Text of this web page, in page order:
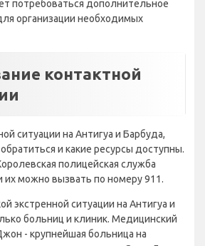
потребоваться дополнительное
организации необходимых
контактной
ситуации на Антигуа и Барбуда,
и какие ресурсы доступны.
полицейская служба
их можно вызвать по номеру 911.
экстренной ситуации на Антигуа и
больниц и клиник. Медицинский
- крупнейшая больница на